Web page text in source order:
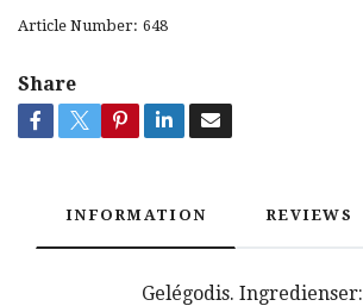
Article Number: 648
Share
INFORMATION REVIEWS
Gelégodis. Ingredienser: